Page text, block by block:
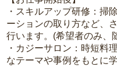
・スキルアップ研修：掃
ーションの取り方など、
行います。(希望者のみ、
・カジーサロン：時短料
なテーマや事例をもとに